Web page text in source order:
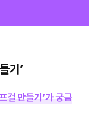
기’
걸 만들기’가 궁금